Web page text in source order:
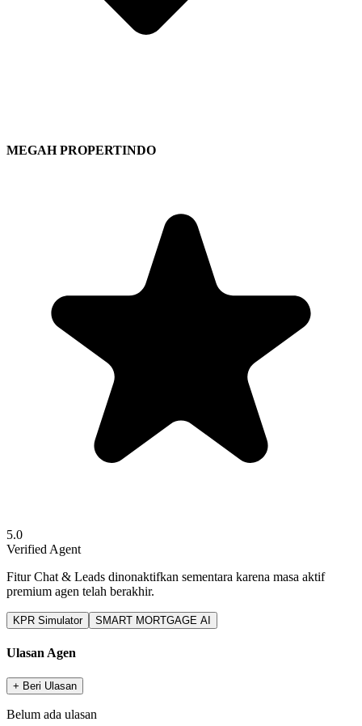
MEGAH PROPERTINDO
5.0
Verified Agent
Fitur Chat & Leads dinonaktifkan sementara karena masa aktif
premium agen telah berakhir.
KPR Simulator SMART MORTGAGE AI
Ulasan Agen
+ Beri Ulasan
Belum ada ulasan